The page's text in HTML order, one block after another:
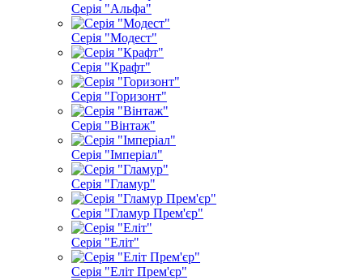
Серія "Альфа"
Серія "Модест"
Серія "Крафт"
Серія "Горизонт"
Серія "Вінтаж"
Серія "Імперіал"
Серія "Гламур"
Серія "Гламур Прем'єр"
Серія "Еліт"
Серія "Еліт Прем'єр"